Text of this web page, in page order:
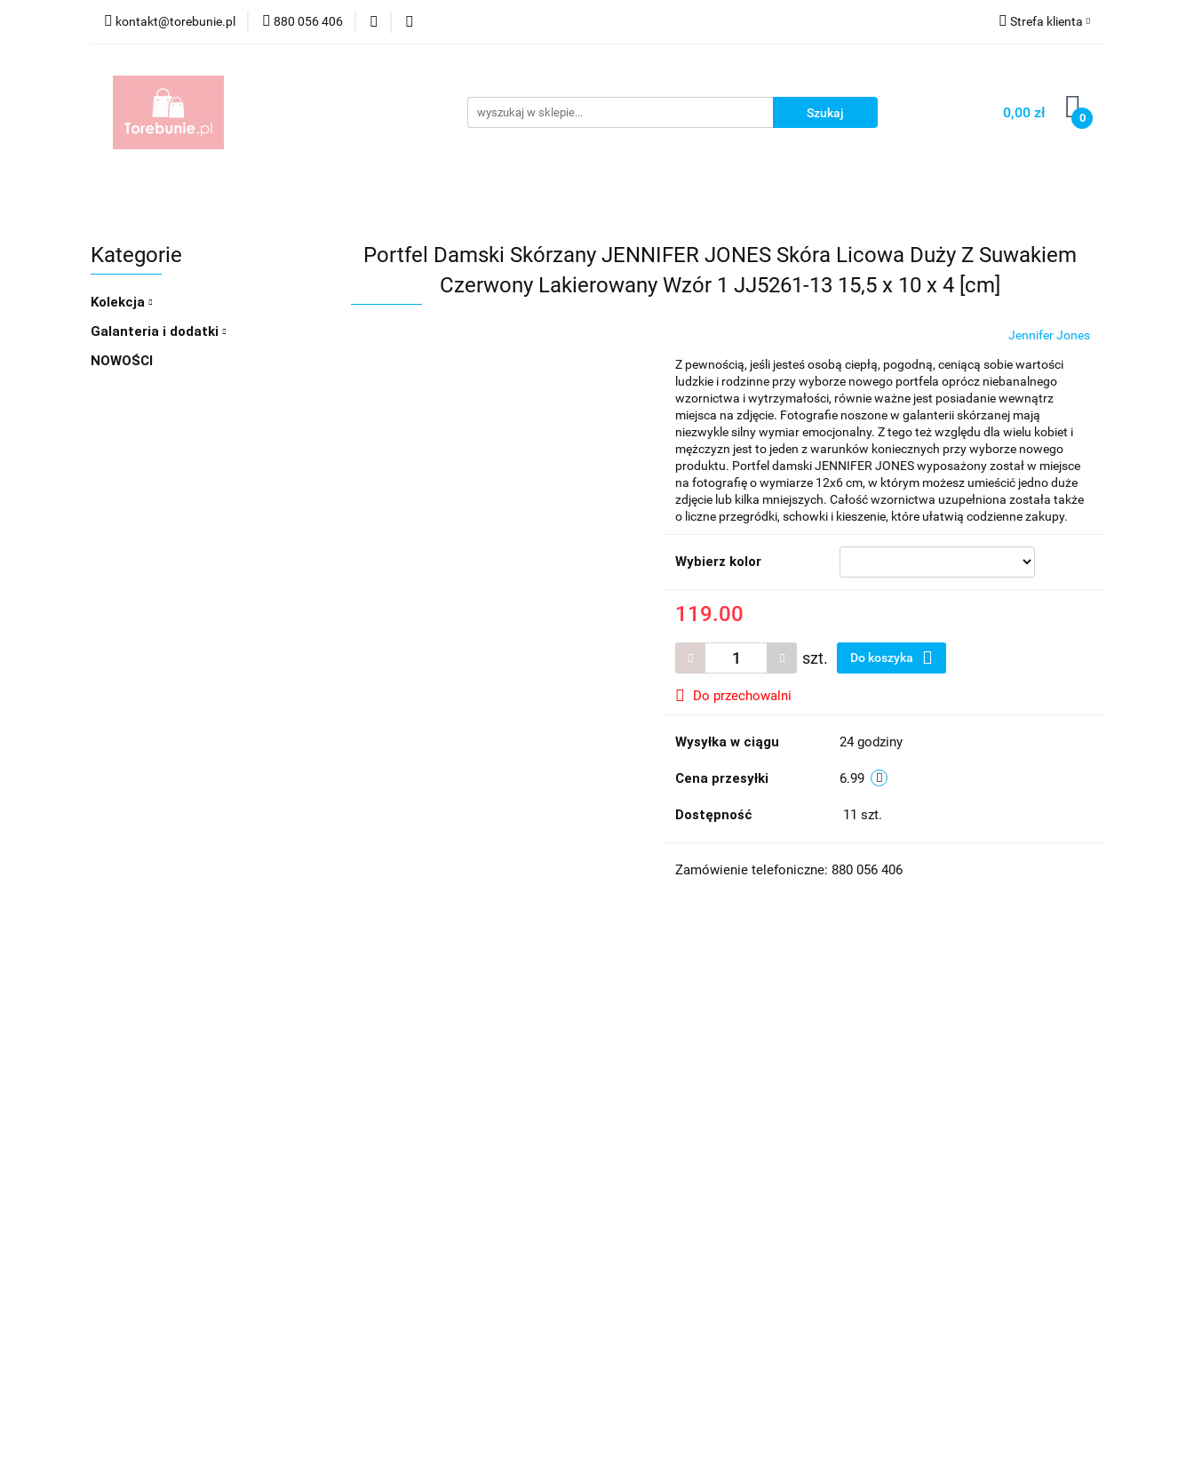
kontakt@torebunie.pl 880 056 406 Strefa klienta
Zarejestruj się
Dodaj zgłoszenie
0,00 zł 0
Kategorie
Kolekcja
Galanteria i dodatki
NOWOŚCI
Portfel Damski Skórzany JENNIFER JONES Skóra Licowa Duży Z Suwakiem
Czerwony Lakierowany Wzór 1 JJ5261-13 15,5 x 10 x 4 [cm]
Jennifer Jones
Z pewnością, jeśli jesteś osobą ciepłą, pogodną, ceniącą sobie wartości
ludzkie i rodzinne przy wyborze nowego portfela oprócz niebanalnego
wzornictwa i wytrzymałości, równie ważne jest posiadanie wewnątrz
miejsca na zdjęcie. Fotografie noszone w galanterii skórzanej mają
niezwykle silny wymiar emocjonalny. Z tego też względu dla wielu kobiet i
mężczyzn jest to jeden z warunków koniecznych przy wyborze nowego
produktu. Portfel damski JENNIFER JONES wyposażony został w miejsce
na fotografię o wymiarze 12x6 cm, w którym możesz umieścić jedno duże
zdjęcie lub kilka mniejszych. Całość wzornictwa uzupełniona została także
o liczne przegródki, schowki i kieszenie, które ułatwią codzienne zakupy.
Wybierz kolor
119.00
szt. Do koszyka
Do przechowalni
Wysyłka w ciągu 24 godziny
Cena przesyłki 6.99
Dostępność 11 szt.
Zamówienie telefoniczne: 880 056 406